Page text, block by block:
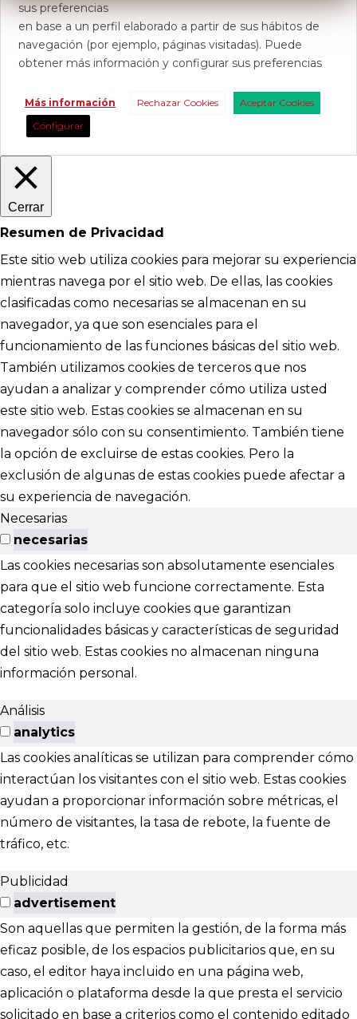
sus preferencias
en base a un perfil elaborado a partir de sus hábitos de
navegación (por ejemplo, páginas visitadas). Puede
obtener más información y configurar sus preferencias
Más información Rechazar Cookies
Aceptar Cookies
Configurar
Cerrar
Resumen de Privacidad
Este sitio web utiliza cookies para mejorar su experiencia
mientras navega por el sitio web. De ellas, las cookies
clasificadas como necesarias se almacenan en su
navegador, ya que son esenciales para el
funcionamiento de las funciones básicas del sitio web.
También utilizamos cookies de terceros que nos
ayudan a analizar y comprender cómo utiliza usted
este sitio web. Estas cookies se almacenan en su
navegador sólo con su consentimiento. También tiene
la opción de excluirse de estas cookies. Pero la
exclusión de algunas de estas cookies puede afectar a
su experiencia de navegación.
Necesarias
necesarias
Las cookies necesarias son absolutamente esenciales
para que el sitio web funcione correctamente. Esta
categoría solo incluye cookies que garantizan
funcionalidades básicas y características de seguridad
del sitio web. Estas cookies no almacenan ninguna
información personal.
Análisis
analytics
Las cookies analíticas se utilizan para comprender cómo
interactúan los visitantes con el sitio web. Estas cookies
ayudan a proporcionar información sobre métricas, el
número de visitantes, la tasa de rebote, la fuente de
tráfico, etc.
Publicidad
advertisement
Son aquellas que permiten la gestión, de la forma más
eficaz posible, de los espacios publicitarios que, en su
caso, el editor haya incluido en una página web,
aplicación o plataforma desde la que presta el servicio
solicitado en base a criterios como el contenido editado